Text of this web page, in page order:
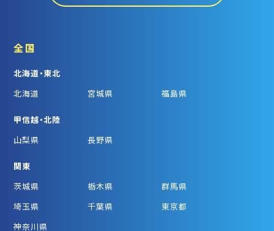
全国
北海道・東北
北海道
宮城県 福島県
甲信越・北陸
山梨県
長野県
関東
茨城県
栃木県
群馬県
埼玉県
千葉県
東京都
神奈川県